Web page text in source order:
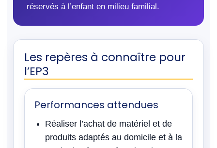
réservés à l’enfant en milieu familial.
Les repères à connaître pour
l’EP3
Performances attendues
Réaliser l’achat de matériel et de
produits adaptés au domicile et à la